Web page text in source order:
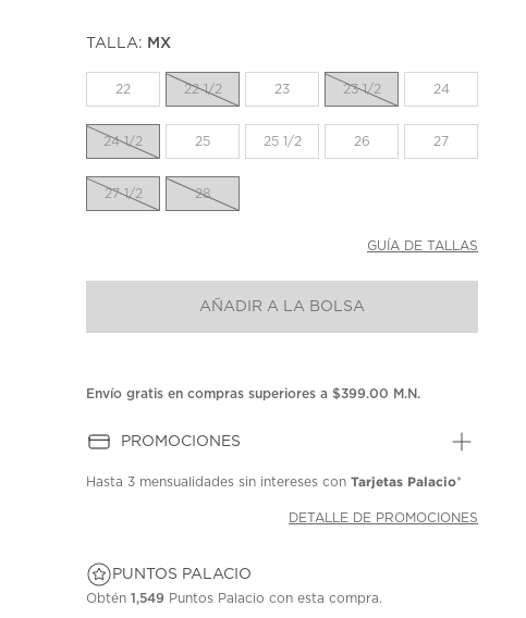
TALLA: MX
22 22 1/2 23 23 1/2 24
24 1/2 25 25 1/2 26 27
27 1/2 28
GUÍA DE TALLAS
AÑADIR A LA BOLSA
Envío gratis en compras superiores a $399.00 M.N.
PROMOCIONES
Hasta 3 mensualidades sin intereses conTarjetas Palacio*
DETALLE DE PROMOCIONES
PUNTOS PALACIO
Obtén1,549 Puntos Palacio con esta compra.